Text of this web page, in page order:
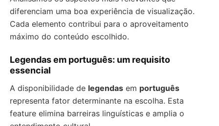
diferenciam uma boa experiência de visualização.
Cada elemento contribui para o aproveitamento
máximo do conteúdo escolhido.
Legendas em português: um requisito
essencial
A disponibilidade de legendas em português
representa fator determinante na escolha. Esta
feature elimina barreiras linguísticas e amplia o